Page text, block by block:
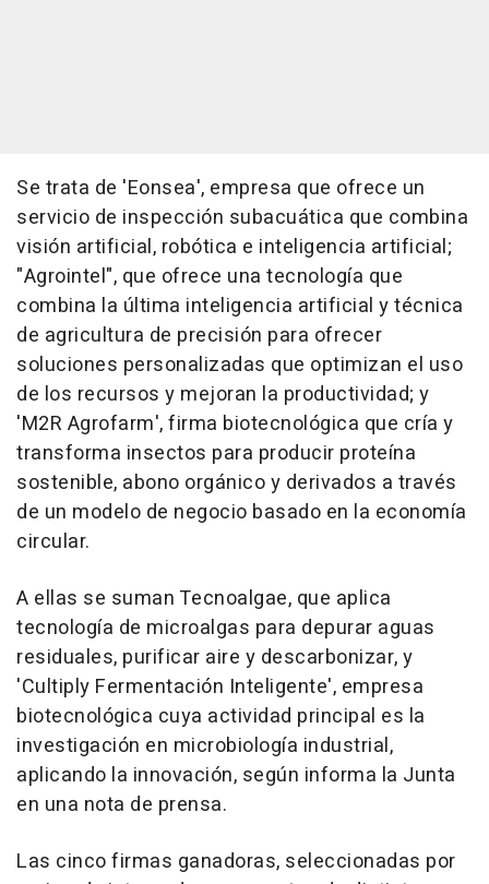
Se trata de 'Eonsea', empresa que ofrece un
servicio de inspección subacuática que combina
visión artificial, robótica e inteligencia artificial;
"Agrointel", que ofrece una tecnología que
combina la última inteligencia artificial y técnica
de agricultura de precisión para ofrecer
soluciones personalizadas que optimizan el uso
de los recursos y mejoran la productividad; y
'M2R Agrofarm', firma biotecnológica que cría y
transforma insectos para producir proteína
sostenible, abono orgánico y derivados a través
de un modelo de negocio basado en la economía
circular.
A ellas se suman Tecnoalgae, que aplica
tecnología de microalgas para depurar aguas
residuales, purificar aire y descarbonizar, y
'Cultiply Fermentación Inteligente', empresa
biotecnológica cuya actividad principal es la
investigación en microbiología industrial,
aplicando la innovación, según informa la Junta
en una nota de prensa.
Las cinco firmas ganadoras, seleccionadas por